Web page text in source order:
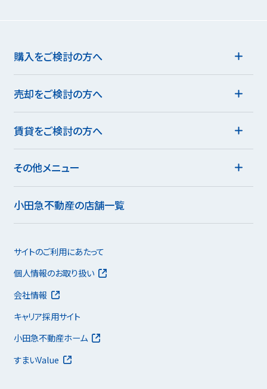
購入をご検討の方へ
売却をご検討の方へ
賃貸をご検討の方へ
その他メニュー
小田急不動産の店舗一覧
サイトのご利用にあたって
個人情報のお取り扱い
会社情報
キャリア採用サイト
小田急不動産ホーム
すまいValue